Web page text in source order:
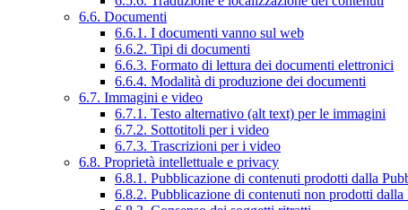
6.6. Documenti
6.6.1. I documenti vanno sul web
6.6.2. Tipi di documenti
6.6.3. Formato di lettura dei documenti elettronici
6.6.4. Modalità di produzione dei documenti
6.7. Immagini e video
6.7.1. Testo alternativo (alt text) per le immagini
6.7.2. Sottotitoli per i video
6.7.3. Trascrizioni per i video
6.8. Proprietà intellettuale e privacy
6.8.1. Pubblicazione di contenuti prodotti dalla
6.8.2. Pubblicazione di contenuti non prodotti